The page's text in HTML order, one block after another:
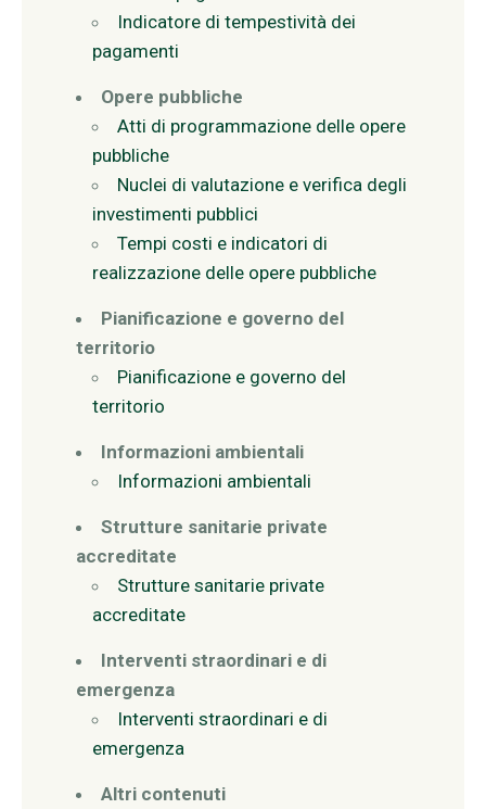
Indicatore di tempestività dei
pagamenti
Opere pubbliche
Atti di programmazione delle opere
pubbliche
Nuclei di valutazione e verifica degli
investimenti pubblici
Tempi costi e indicatori di
realizzazione delle opere pubbliche
Pianificazione e governo del
territorio
Pianificazione e governo del
territorio
Informazioni ambientali
Informazioni ambientali
Strutture sanitarie private
accreditate
Strutture sanitarie private
accreditate
Interventi straordinari e di
emergenza
Interventi straordinari e di
emergenza
Altri contenuti